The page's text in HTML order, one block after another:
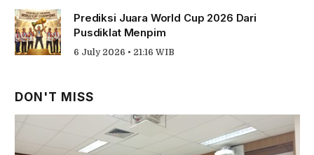
Prediksi Juara World Cup 2026 Dari
Pusdiklat Menpim
6 July 2026 • 21:16 WIB
DON'T MISS